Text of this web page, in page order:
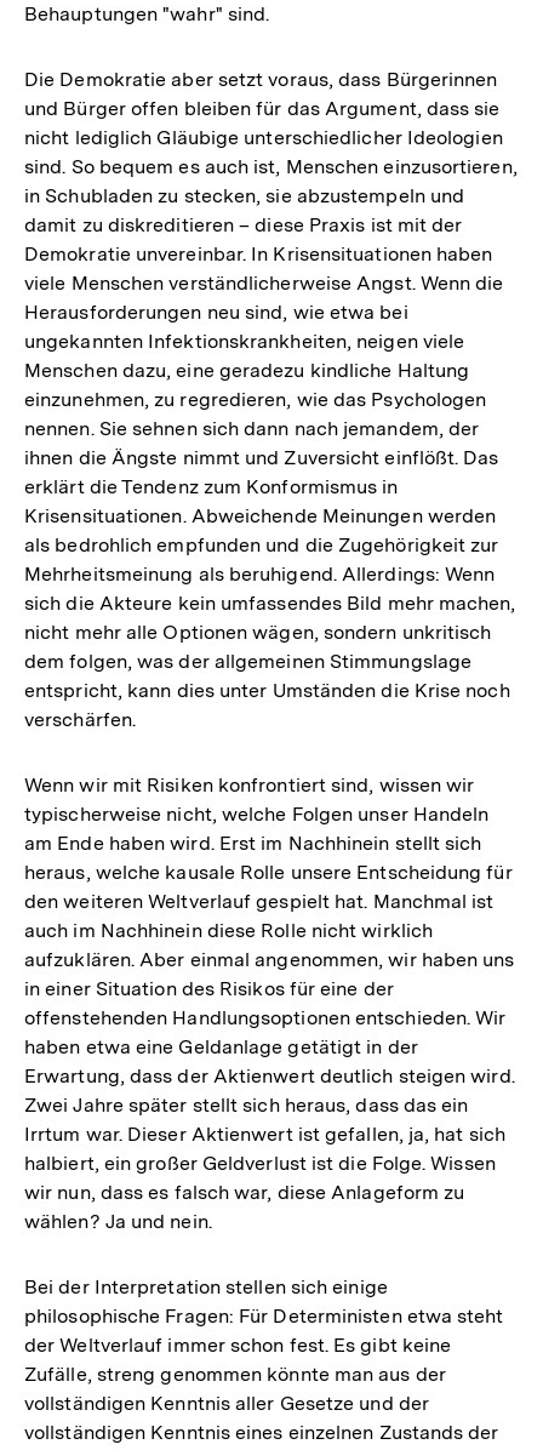
Behauptungen "wahr" sind.
Die Demokratie aber setzt voraus, dass Bürgerinnen
und Bürger offen bleiben für das Argument, dass sie
nicht lediglich Gläubige unterschiedlicher Ideologien
sind. So bequem es auch ist, Menschen einzusortieren,
in Schubladen zu stecken, sie abzustempeln und
damit zu diskreditieren – diese Praxis ist mit der
Demokratie unvereinbar. In Krisensituationen haben
viele Menschen verständlicherweise Angst. Wenn die
Herausforderungen neu sind, wie etwa bei
ungekannten Infektionskrankheiten, neigen viele
Menschen dazu, eine geradezu kindliche Haltung
einzunehmen, zu regredieren, wie das Psychologen
nennen. Sie sehnen sich dann nach jemandem, der
ihnen die Ängste nimmt und Zuversicht einflößt. Das
erklärt die Tendenz zum Konformismus in
Krisensituationen. Abweichende Meinungen werden
als bedrohlich empfunden und die Zugehörigkeit zur
Mehrheitsmeinung als beruhigend. Allerdings: Wenn
sich die Akteure kein umfassendes Bild mehr machen,
nicht mehr alle Optionen wägen, sondern unkritisch
dem folgen, was der allgemeinen Stimmungslage
entspricht, kann dies unter Umständen die Krise noch
verschärfen.
Wenn wir mit Risiken konfrontiert sind, wissen wir
typischerweise nicht, welche Folgen unser Handeln
am Ende haben wird. Erst im Nachhinein stellt sich
heraus, welche kausale Rolle unsere Entscheidung für
den weiteren Weltverlauf gespielt hat. Manchmal ist
auch im Nachhinein diese Rolle nicht wirklich
aufzuklären. Aber einmal angenommen, wir haben uns
in einer Situation des Risikos für eine der
offenstehenden Handlungsoptionen entschieden. Wir
haben etwa eine Geldanlage getätigt in der
Erwartung, dass der Aktienwert deutlich steigen wird.
Zwei Jahre später stellt sich heraus, dass das ein
Irrtum war. Dieser Aktienwert ist gefallen, ja, hat sich
halbiert, ein großer Geldverlust ist die Folge. Wissen
wir nun, dass es falsch war, diese Anlageform zu
wählen? Ja und nein.
Bei der Interpretation stellen sich einige
philosophische Fragen: Für Deterministen etwa steht
der Weltverlauf immer schon fest. Es gibt keine
Zufälle, streng genommen könnte man aus der
vollständigen Kenntnis aller Gesetze und der
vollständigen Kenntnis eines einzelnen Zustands derZum